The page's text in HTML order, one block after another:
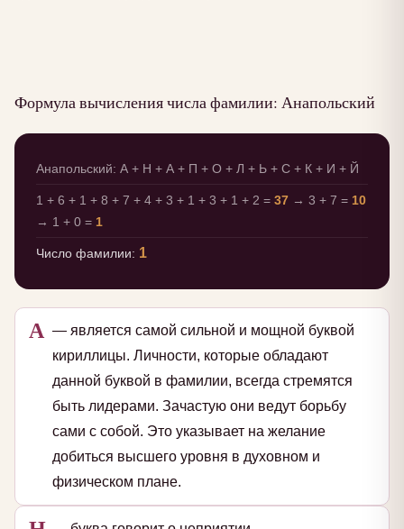
Формула вычисления числа фамилии: Анапольский
Анапольский: А + Н + А + П + О + Л + Ь + С + К + И + Й
1 + 6 + 1 + 8 + 7 + 4 + 3 + 1 + 3 + 1 + 2 = 37 → 3 + 7 = 10
→ 1 + 0 = 1
Число фамилии: 1
А — является самой сильной и мощной буквой
кириллицы. Личности, которые обладают
данной буквой в фамилии, всегда стремятся
быть лидерами. Зачастую они ведут борьбу
сами с собой. Это указывает на желание
добиться высшего уровня в духовном и
физическом плане.